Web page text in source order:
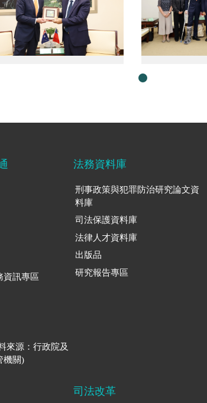
資訊專區
來源：行政院及
機關)
法務資料庫
刑事政策與犯罪防治研究論文資
料庫
司法保護資料庫
法律人才資料庫
出版品
研究報告專區
司法改革